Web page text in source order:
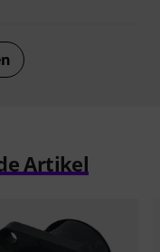
Artikel